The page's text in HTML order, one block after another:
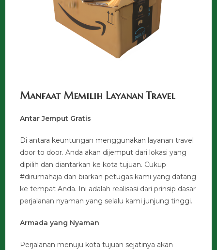
Manfaat Memilih Layanan Travel
Antar Jemput Gratis
Di antara keuntungan menggunakan layanan travel
door to door. Anda akan dijemput dari lokasi yang
dipilih dan diantarkan ke kota tujuan. Cukup
#dirumahaja dan biarkan petugas kami yang datang
ke tempat Anda. Ini adalah realisasi dari prinsip dasar
perjalanan nyaman yang selalu kami junjung tinggi.
Armada yang Nyaman
Perjalanan menuju kota tujuan sejatinya akan